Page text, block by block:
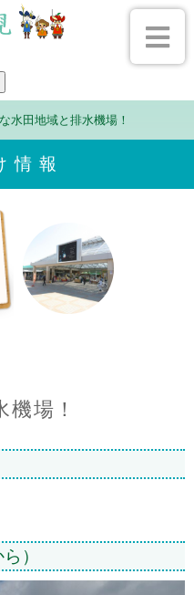
水田地域と排水機場！
情報
場！
）